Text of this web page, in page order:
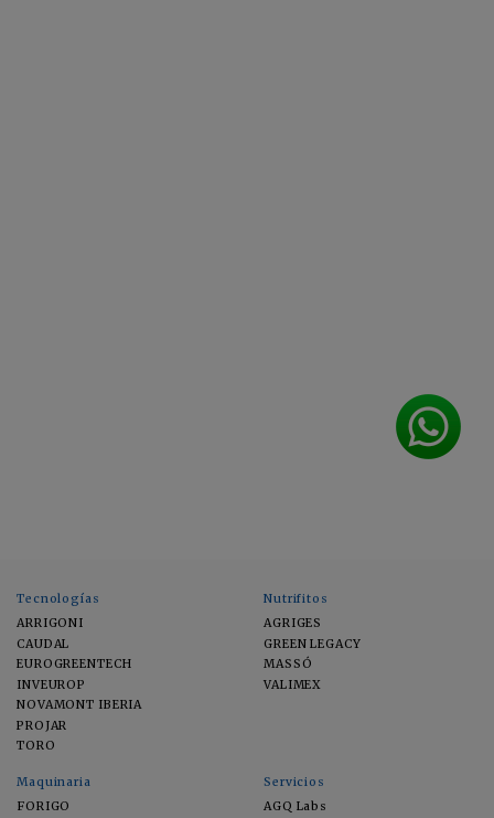
Tecnologías
ARRIGONI
CAUDAL
EUROGREENTECH
INVEUROP
NOVAMONT IBERIA
PROJAR
TORO
Nutrifitos
AGRIGES
GREEN LEGACY
MASSÓ
VALIMEX
Maquinaria
FORIGO
Servicios
AGQ Labs